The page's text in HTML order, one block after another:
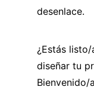
desenlace.
¿Estás
diseñar tu
Bienvenido/